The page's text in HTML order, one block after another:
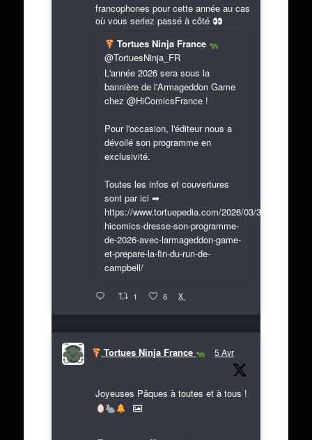
francophones pour cette année au cas
où vous seriez passé à côté
Tortues Ninja France
@TortuesNinja_FR
L'année 2026 sera sous la
bannière de l'Armageddon Game
chez @HiComicsFrance !
Pour l'occasion, l'éditeur nous a
dévoilé son programme en
exclusivité.
Toutes les infos et couvertures
sont par ici ➡
https://www.tortuepedia.com/2026/03/31/exclusif-
hicomics-dresse-son-programme-
de-2026-avec-larmageddon-game-
et-prepare-la-fin-du-run-de-
campbell/
1 6 X
Tortues Ninja France 5 Avr
Joyeuses Pâques à toutes et à tous !